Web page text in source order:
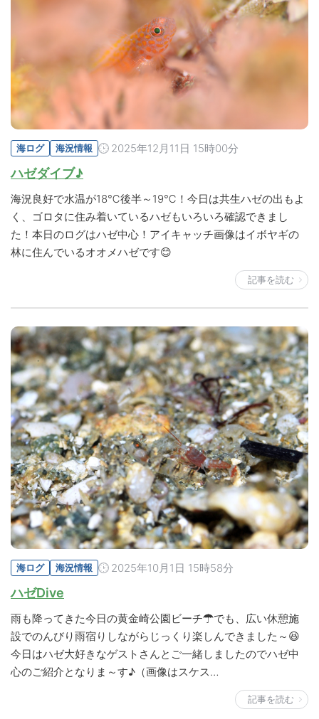
海ログ 海況情報 2025年12月11日 15時00分
ハゼダイブ♪
海況良好で水温が18℃後半～19℃！今日は共生ハゼの出もよ
く、ゴロタに住み着いているハゼもいろいろ確認できまし
た！本日のログはハゼ中心！アイキャッチ画像はイボヤギの
林に住んでいるオオメハゼです😊
記事を読む
海ログ 海況情報 2025年10月1日 15時58分
ハゼDive
雨も降ってきた今日の黄金崎公園ビーチ☂でも、広い休憩施
設でのんびり雨宿りしながらじっくり楽しんできました～😆
今日はハゼ大好きなゲストさんとご一緒しましたのでハゼ中
心のご紹介となりま～す♪（画像はスケス…
記事を読む